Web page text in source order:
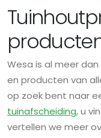
Wesa is al meer
en producten van
op zoek bent naar
tuinafscheiding, u
vertellen we meer